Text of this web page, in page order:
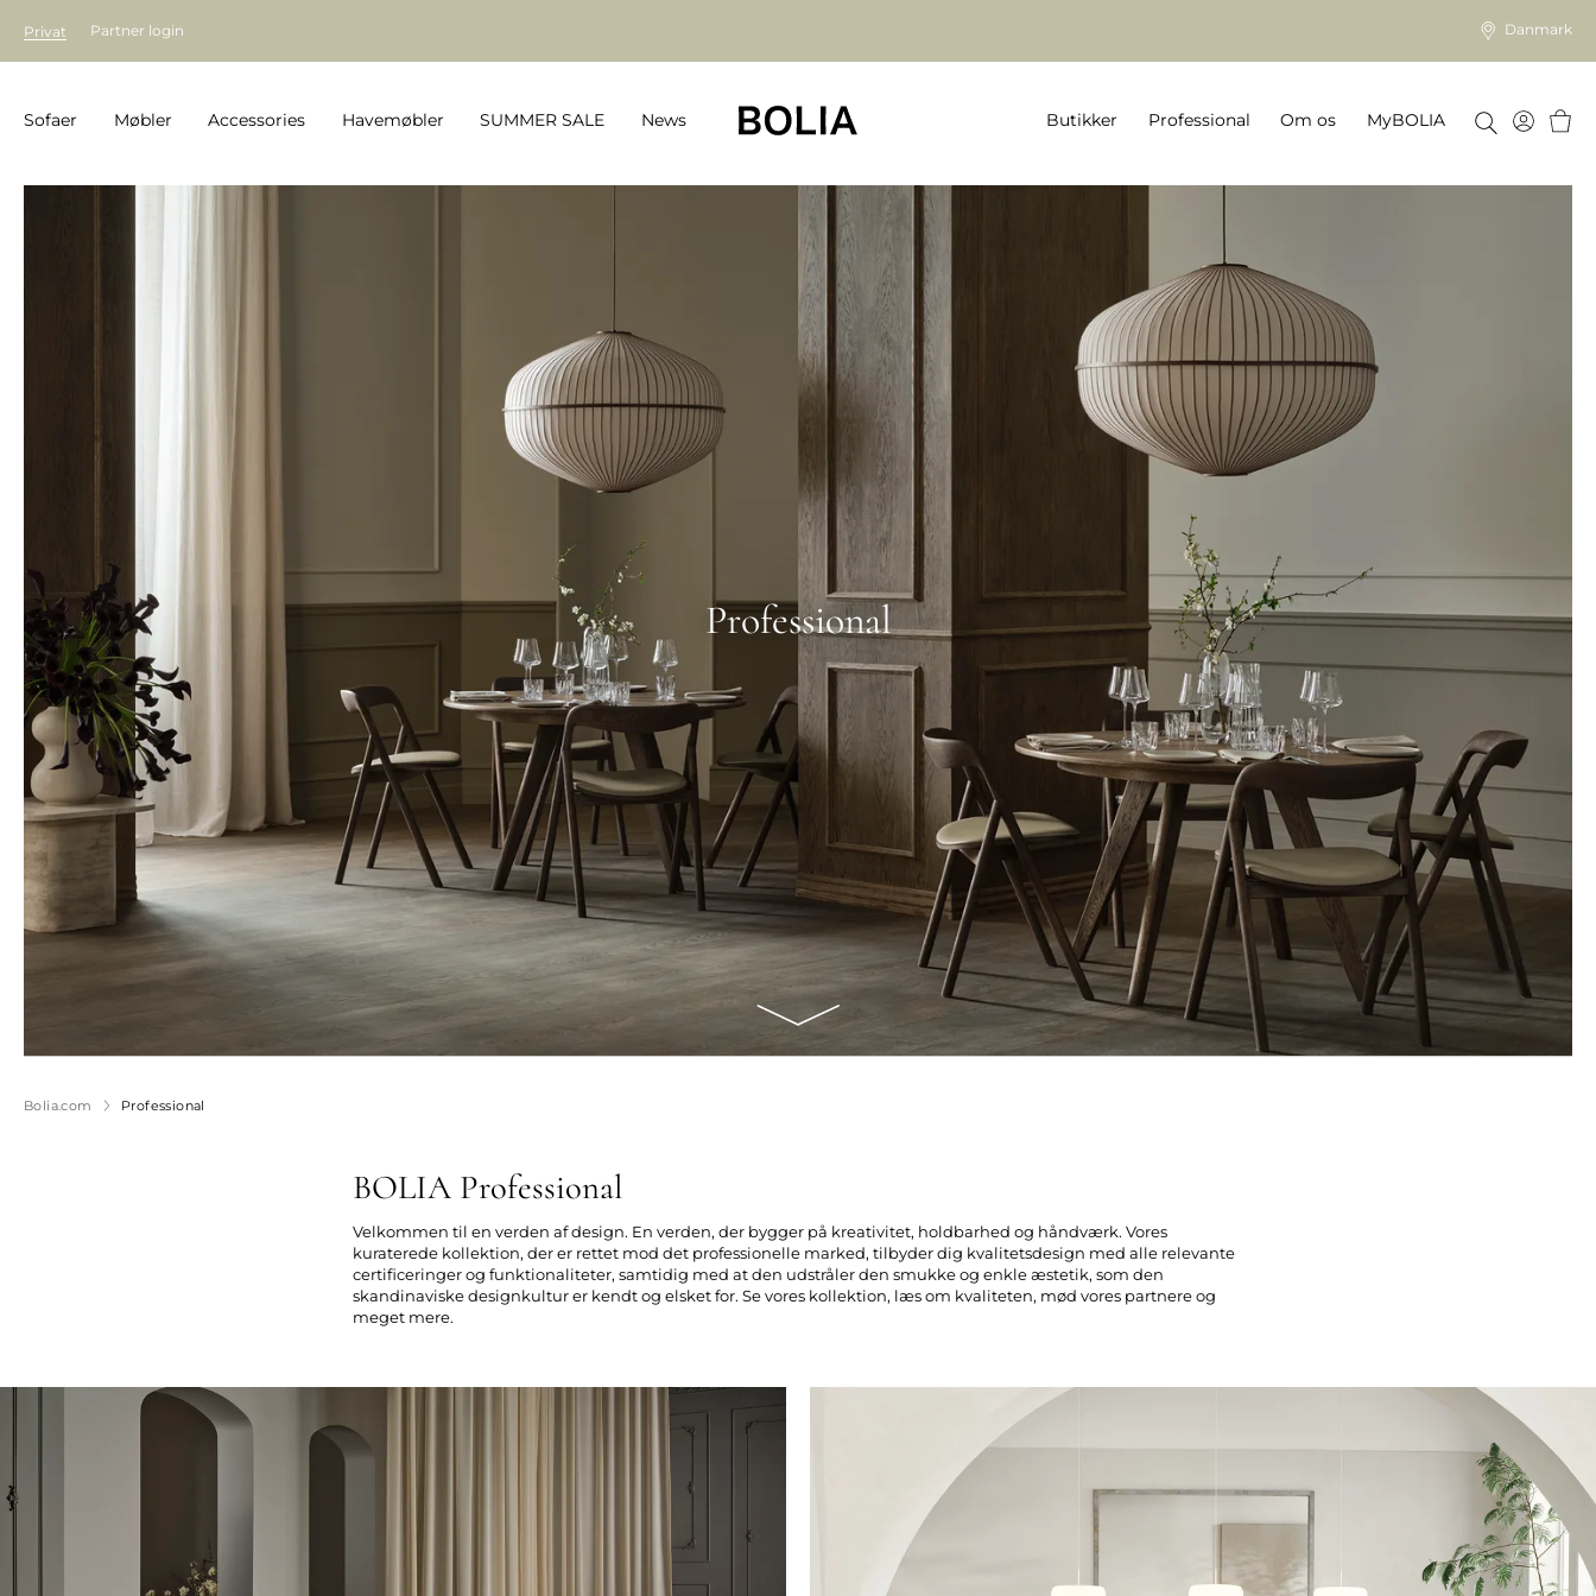
Privat Partner login Danmark
Sofaer Møbler Accessories Havemøbler SUMMER SALE News Butikker Professional Om os MyBOLIA Kurv
Professional
Bolia.com Professional
BOLIA Professional
Velkommen til en verden af design. En verden, der bygger på kreativitet, holdbarhed og håndværk. Vores
kuraterede kollektion, der er rettet mod det professionelle marked, tilbyder dig kvalitetsdesign med alle relevante
certificeringer og funktionaliteter, samtidig med at den udstråler den smukke og enkle æstetik, som den
skandinaviske designkultur er kendt og elsket for. Se vores kollektion, læs om kvaliteten, mød vores partnere og
meget mere.